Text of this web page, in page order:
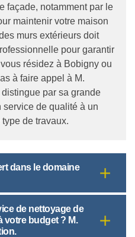
façade, notamment par le
maintenir votre maison
murs extérieurs doit
pour garantir
résidez à Bobigny ou
à faire appel à M.
par sa grande
de qualité à un
de travaux.
dans le domaine
de nettoyage de
votre budget ? M.